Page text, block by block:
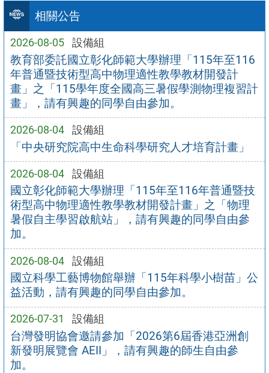
相關公告
2026-08-05 設備組
教育部委託國立彰化師範大學辦理「115年至116
年普通暨技術型高中物理適性教學教材開發計
畫」之「115學年度全國高三暑假學測物理複習計
畫」，請有興趣的同學自由參加。
2026-08-04 設備組
「中央研究院高中生命科學研究人才培育計畫」
2026-08-04 設備組
國立彰化師範大學辦理「115年至116年普通暨技
術型高中物理適性教學教材開發計畫」之「物理
暑假自主學習啟航站」，請有興趣的同學自由參
加。
2026-08-04 設備組
國立科學工藝博物館舉辦「115年科學小樹苗」公
益活動，請有興趣的同學自由參加。
2026-07-31 設備組
台灣發明協會邀請參加「2026第6屆香港亞洲創
新發明展覽會 AEII」，請有興趣的師生自由參
加。